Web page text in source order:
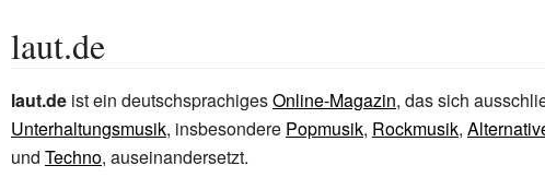
laut.de
laut.de ist ein deutschsprachigesOnline-Magazin, das sich
Unterhaltungsmusik, insbesondere Popmusik, Rockmusik,
und Techno, auseinandersetzt.